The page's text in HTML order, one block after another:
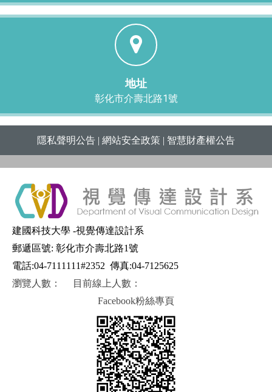
地址
彰化市介壽北路1號
隱私聲明公告 | 網站安全政策 | 智慧財產權公告
建國科技大學 -視覺傳達設計系
郵遞區號: 彰化市介壽北路1號
電話:04-7111111#2352 傳真:04-7125625
瀏覽人數：
目前線上人數：
Facebook粉絲專頁